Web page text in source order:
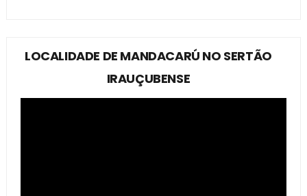
LOCALIDADE DE MANDACARÚ NO SERTÃO
IRAUÇUBENSE